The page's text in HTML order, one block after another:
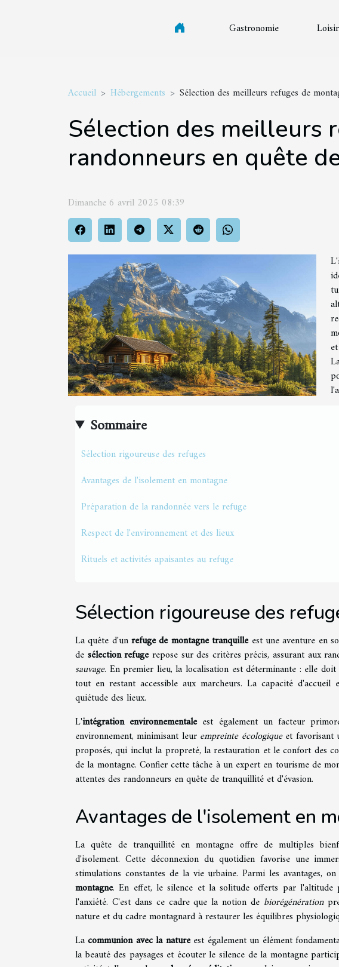
Gastronomie
Accueil Hébergements Sélection des meilleurs refuges de
Sélection des meilleurs
randonneurs en quête
Dimanche 6 avril 2025 08:39
Sommaire
Sélection rigoureuse des refuges
Avantages de l'isolement en montagne
Préparation de la randonnée vers le refuge
Respect de l'environnement et des lieux
Rituels et activités apaisantes au refuge
Sélection rigoureuse des
La quête d'unrefuge de montagne tranquilleest une aventure en
de sélection refugerepose sur des critères précis, assurant aux
sauvage. En premier lieu, la localisation est déterminante : elle
tout en restant accessible aux marcheurs. La capacité
quiétude des lieux.
L'intégration environnementaleest également un facteur
environnement, minimisant leur empreinte écologiqueet favorisant
proposés, qui inclut la propreté, la restauration et le confort des
de la montagne. Confier cette tâche à un expert en tourisme de
attentes des randonneurs en quête de tranquillité et d'évasion.
Avantages de l'isolement en
La quête de tranquillité en montagne offre de multiples
d'isolement. Cette déconnexion du quotidien favorise une
stimulations constantes de la vie urbaine. Parmi les avantages,
montagne. En effet, le silence et la solitude offerts par
l'anxiété. C'est dans ce cadre que la notion de biorégénération
nature et du cadre montagnard à restaurer les équilibres
Lacommunion avec la natureest également un élément
la beauté des paysages et écouter le silence de la montagne